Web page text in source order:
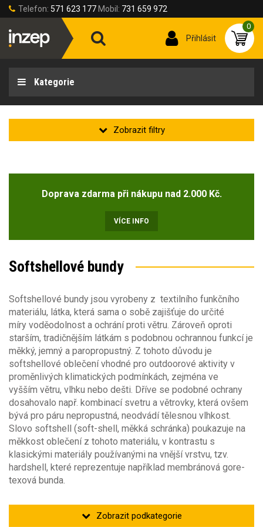
Telefon: 571 623 177 Mobil: 731 659 972
Přihlásit
0
Kategorie
Akce
Novinka
Doprodej(2)
2v1 (7)
3v1
4v1
Velikost oděvu
Velikost oděvů
38-2XS(17)
42-XS(34)
46-S (88)
50-M(90)
54-L(88)
58-XL(91)
62-2XL(91)
Velikosti dětských oděvů
122
146(2)
Barva
Barva
Sezóna
Sezóna
celoroční(8)
jaro/podzim(484)
zima(119)
Materiál
Materiál
Elastan (Spandex)
Polyester
softshell
Gramáž [g/m2]
Obecné vlastnosti
Typ oděvu
bunda(520)
kabát(14)
vesta
Střih oděvu
Počet kapes
4
Klimatické podmínky
Výstražné oděvy s vysokou viditelnosti pro
Doprava zdarma při nákupu nad 2.000 Kč.
VÍCE INFO
Softshellové bundy
Softshellové bundy jsou vyrobeny z textilního funkčního
materiálu, látka, která sama o sobě zajišťuje do určité
míry voděodolnost a ochrání proti větru. Zároveň oproti
starším, tradičnějším látkám s podobnou ochrannou funkcí je
měkký, jemný a paropropustný. Z tohoto důvodu je
softshellové oblečení vhodné pro outdoorové aktivity v
proměnlivých klimatických podmínkách, zejména ve
vyšším větru, vlhku nebo dešti. Dříve se podobné ochrany
dosahovalo např. kombinací svetru a větrovky, která ovšem
bývá pro páru nepropustná, neodvádí tělesnou vlhkost.
Slovo softshell (soft-shell, měkká schránka) poukazuje na
měkkost oblečení z tohoto materiálu, v kontrastu s
klasickými materiály používanými na vnější vrstvu, tzv.
hardshell, které reprezentuje například membránová gore-
texová bunda.